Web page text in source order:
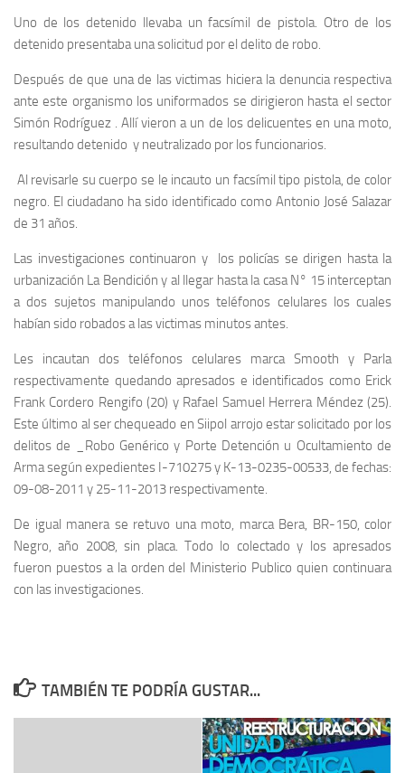
Uno de los detenido llevaba un facsímil de pistola. Otro de los
detenido presentaba una solicitud por el delito de robo.
Después de que una de las victimas hiciera la denuncia respectiva
ante este organismo los uniformados se dirigieron hasta el sector
Simón Rodríguez . Allí vieron a un de los delicuentes en una moto,
resultando detenido y neutralizado por los funcionarios.
Al revisarle su cuerpo se le incauto un facsímil tipo pistola, de color
negro. El ciudadano ha sido identificado como Antonio José Salazar
de 31 años.
Las investigaciones continuaron y los policías se dirigen hasta la
urbanización La Bendición y al llegar hasta la casa N° 15 interceptan
a dos sujetos manipulando unos teléfonos celulares los cuales
habían sido robados a las victimas minutos antes.
Les incautan dos teléfonos celulares marca Smooth y Parla
respectivamente quedando apresados e identificados como Erick
Frank Cordero Rengifo (20) y Rafael Samuel Herrera Méndez (25).
Este último al ser chequeado en Siipol arrojo estar solicitado por los
delitos de _Robo Genérico y Porte Detención u Ocultamiento de
Arma según expedientes I-710275 y K-13-0235-00533, de fechas:
09-08-2011 y 25-11-2013 respectivamente.
De igual manera se retuvo una moto, marca Bera, BR-150, color
Negro, año 2008, sin placa. Todo lo colectado y los apresados
fueron puestos a la orden del Ministerio Publico quien continuara
con las investigaciones.
TAMBIÉN TE PODRÍA GUSTAR...